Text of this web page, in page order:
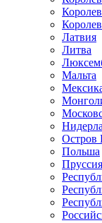
Латвия
Литва
Мальта
Остров
Польша